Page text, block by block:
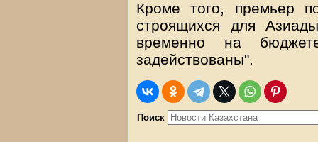
Кроме того, премьер
строящихся для
временно на
задействованы".
Поиск